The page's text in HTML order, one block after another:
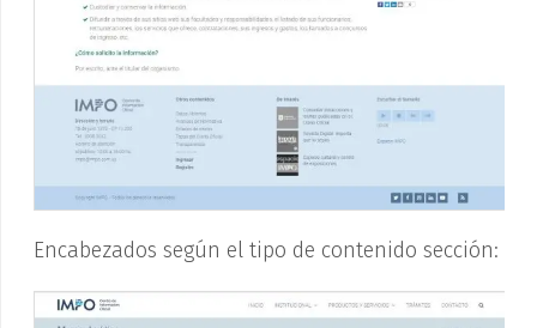
Encabezados según el tipo de contenido sección: